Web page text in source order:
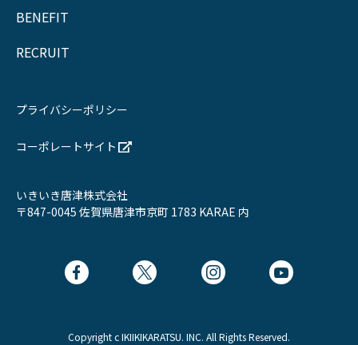
BENEFIT
RECRUIT
プライバシーポリシー
コーポレートサイト
いきいき唐津株式会社
〒847-0045 佐賀県唐津市京町 1783 KARAE 内
Copyright c IKIIKIKARATSU. INC. All Rights Reserved.